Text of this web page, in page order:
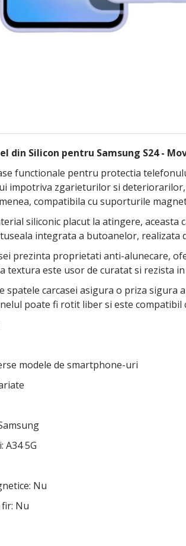
din Silicon pentru Samsung S24 -
functionale pentru protectia
impotriva zgarieturilor si
compatibila cu suporturile
siliconic placut la atingere, aceasta
integrata a butoanelor,
prezinta proprietati anti-alunecare,
textura este usor de curatat si rezista
spatele carcasei asigura o priza
poate fi rotit liber si este
modele de smartphone-uri
A34 5G
Nu
Nu